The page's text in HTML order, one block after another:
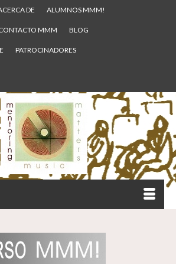
DE ALUMNOS MMM!
MMM BLOG
PATROCINADORES